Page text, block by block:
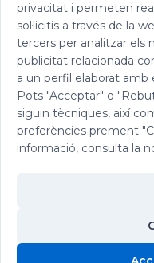
privacitat i permeten
sol·licitis a través de la
tercers per analitzar els
publicitat relacionada
a un perfil elaborat amb
Pots "Acceptar" o
siguin tècniques, així
preferències prement
informació, consulta la